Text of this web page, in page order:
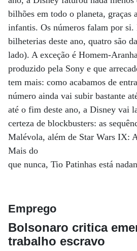
bilhões em todo o planeta, graças
infantis. Os números falam por si.
bilheterias deste ano, quatro são
lado). A exceção é Homem-
produzido pela Sony e que
tem mais: como acabamos de
número ainda vai subir bastante
até o fim deste ano, a Disney vai
certeza de blockbusters: as
Malévola, além de Star Wars IX:
Mais do
que nunca, Tio Patinhas está
Emprego
Bolsonaro critica
trabalho escravo